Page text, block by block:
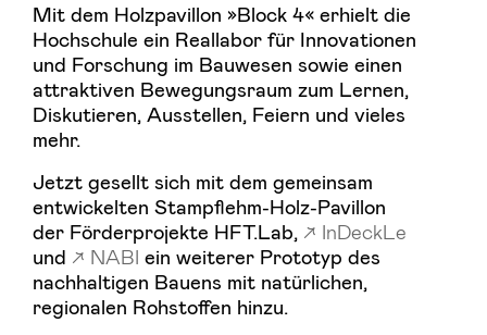
Mit dem Holzpavillon »Block 4« erhielt die
Hochschule ein Reallabor für Innovationen
und Forschung im Bauwesen sowie einen
attraktiven Bewegungsraum zum Lernen,
Diskutieren, Ausstellen, Feiern und vieles
mehr.
Jetzt gesellt sich mit dem gemeinsam
entwickelten Stampflehm-Holz-Pavillon
der Förderprojekte HFT.Lab,
InDeckLe
und
NABI ein weiterer Prototyp des
nachhaltigen Bauens mit natürlichen,
regionalen Rohstoffen hinzu.